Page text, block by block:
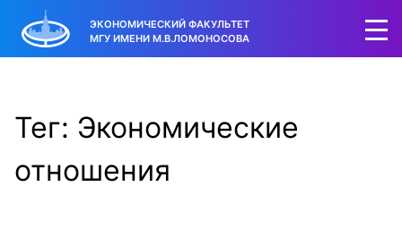
ЭКОНОМИЧЕСКИЙ ФАКУЛЬТЕТ
МГУ ИМЕНИ М.В.ЛОМОНОСОВА
Тег: Экономические
отношения